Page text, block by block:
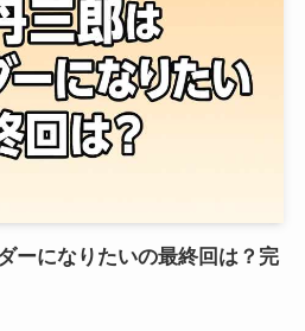
ーになりたいの最終回は？完